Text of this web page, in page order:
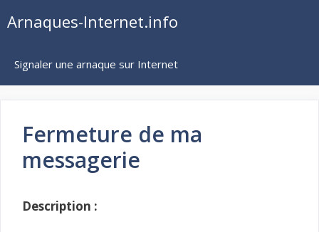
auArnaques-Internet.info
Signaler une arnaque sur Internet
Fermeture de ma
messagerie
Description :